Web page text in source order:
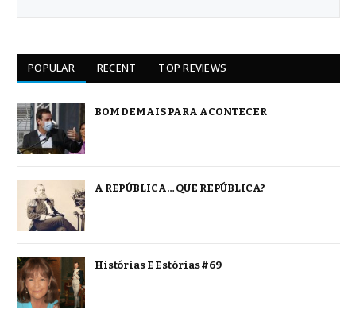
POPULAR RECENT TOP REVIEWS
BOM DEMAIS PARA ACONTECER
A REPÚBLICA… QUE REPÚBLICA?
Histórias E Estórias #69